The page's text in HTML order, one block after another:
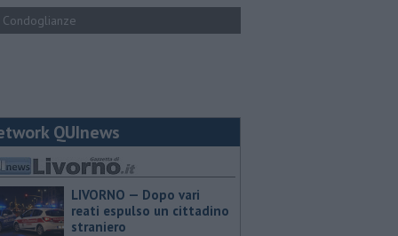
Condoglianze
QUInews
LIVORNO — Dopo vari
reati espulso un cittadino
straniero